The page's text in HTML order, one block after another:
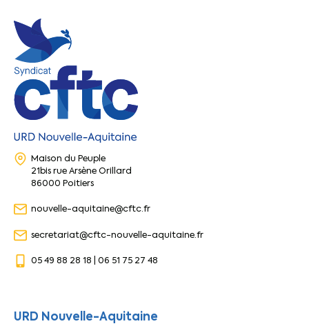
Maison du Peuple
21bis rue Arsène Orillard
86000 Poitiers
nouvelle-aquitaine@cftc.fr
secretariat@cftc-nouvelle-aquitaine.fr
05 49 88 28 18 | 06 51 75 27 48
URD Nouvelle-Aquitaine